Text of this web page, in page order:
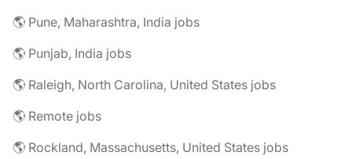
🌎 Pune, Maharashtra, India jobs
🌎 Punjab, India jobs
🌎 Raleigh, North Carolina, United States jobs
🌎 Remote jobs
🌎 Rockland, Massachusetts, United States jobs